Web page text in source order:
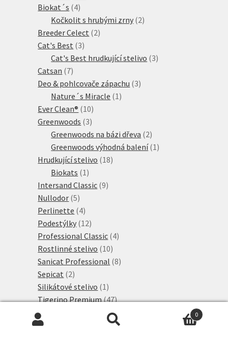
Biokat´s 44
produkty
Kočkolit s hrubými zrny 22
Breeder Celect 22
Cat's Best 33
produkty
Cat's Best hrudkující stelivo 33
Catsan 77
produktů
Deo & pohlcovače zápachu 33
Nature´s Miracle 1 1
Ever Clean® 1010
produktů
Greenwoods 33
produkty
Greenwoods na bázi dřeva 22
produkty
Greenwoods výhodná balení 1 1
Hrudkující stelivo 1818
Biokats 1 1
produkt
Intersand Classic 99
Nullodor 55
produktů
Perlinette 44
produkty
Podestýlky 1212
produktů
Professional Classic 44
Rostlinné stelivo 1010
produktů
Sanicat Professional 88
Sepicat 22
produkty
Silikátové stelivo 1 1
produkt
Tigerino Premium 4747
produktů
Tigerino Crystals 8
produktů
Tigerino Performance
0